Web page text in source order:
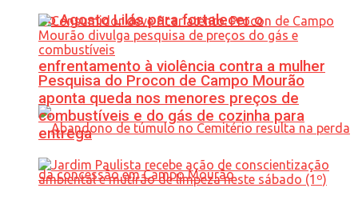
do Agosto Lilás para fortalecer o
enfrentamento à violência contra a mulher
Pesquisa do Procon de Campo Mourão
aponta queda nos menores preços de
combustíveis e do gás de cozinha para
entrega